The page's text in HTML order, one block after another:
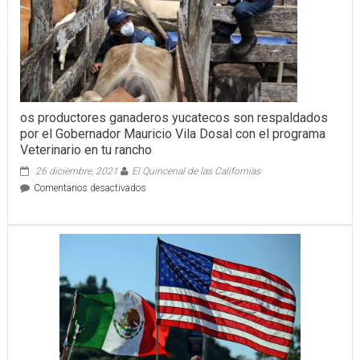
os productores ganaderos yucatecos son respaldados
por el Gobernador Mauricio Vila Dosal con el programa
Veterinario en tu rancho
26 diciembre, 2021
El Quincenal de las Californias
Comentarios desactivadosen
yucatecos
son
respaldados
por
el
Gobernador
Mauricio
Vila